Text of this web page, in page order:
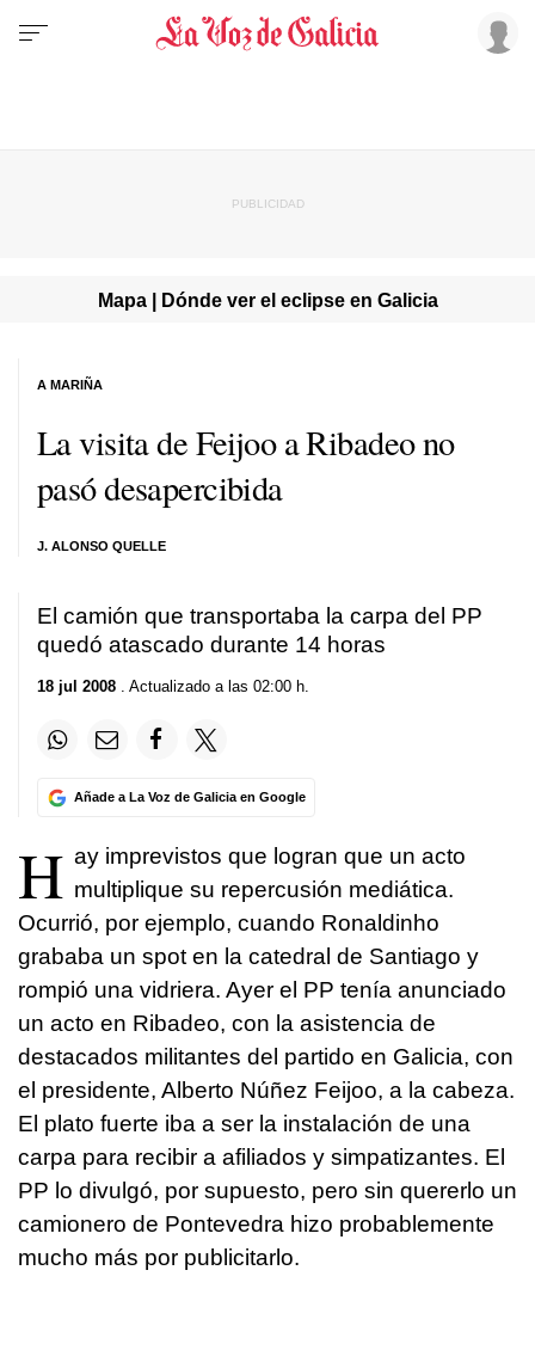
Mapa | Dónde ver el eclipse en Galicia
La visita de Feijoo a Ribadeo no
pasó desapercibida
J. ALONSO QUELLE
A MARIÑA
El camión que transportaba la carpa del PP
quedó atascado durante 14 horas
18 jul 2008 . Actualizado a las 02:00 h.
Añade a La Voz de Galicia en Google
H ay imprevistos que logran que un acto
multiplique su repercusión mediática.
Ocurrió, por ejemplo, cuando Ronaldinho
grababa un spot en la catedral de Santiago y
rompió una vidriera. Ayer el PP tenía anunciado
un acto en Ribadeo, con la asistencia de
destacados militantes del partido en Galicia, con
el presidente, Alberto Núñez Feijoo, a la cabeza.
El plato fuerte iba a ser la instalación de una
carpa para recibir a afiliados y simpatizantes. El
PP lo divulgó, por supuesto, pero sin quererlo un
camionero de Pontevedra hizo probablemente
mucho más por publicitarlo.